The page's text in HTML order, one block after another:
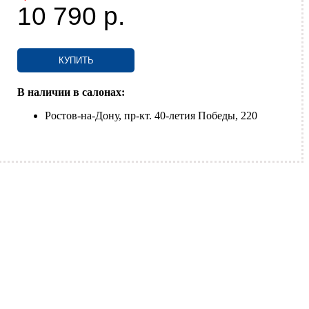
10 790 р.
КУПИТЬ
В наличии в салонах:
Ростов-на-Дону, пр-кт. 40-летия Победы, 220